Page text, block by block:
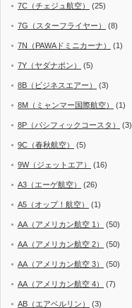
7C（チェジュ航空） (25)
7G（スターフライヤー） (8)
7N（PAWAドミニカーナ） (1)
7Y（ヤダナポン） (5)
8B（ビジネスエアー） (3)
8M（ミャンマー国際航空） (1)
8P（パシフィックコースタ） (3)
9C（春秋航空） (5)
9W（ジェットエア） (16)
A3（エーゲ航空） (26)
A5（オップ！航空） (1)
AA（アメリカン航空 1） (50)
AA（アメリカン航空 2） (50)
AA（アメリカン航空 3） (50)
AA（アメリカン航空 4） (7)
AB（エアベルリン） (3)